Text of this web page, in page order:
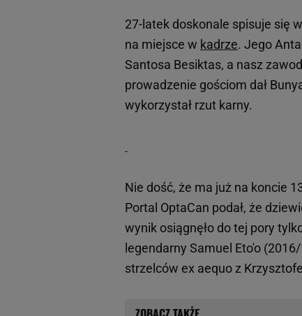
27-latek doskonale spisuje się
na miejsce w kadrze. Jego
Santosa Besiktas, a nasz
prowadzenie gościom dał
wykorzystał rzut karny.
Nie dość, że ma już na koncie
Portal OptaCan podał, że
wynik osiągnęło do tej pory
legendarny Samuel Eto'o
strzelców ex aequo z